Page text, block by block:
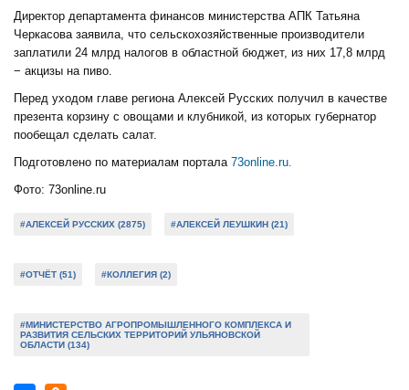
Директор департамента финансов министерства АПК Татьяна
Черкасова заявила, что сельскохозяйственные производители
заплатили 24 млрд налогов в областной бюджет, из них 17,8 млрд
− акцизы на пиво.
Перед уходом главе региона Алексей Русских получил в качестве
презента корзину с овощами и клубникой, из которых губернатор
пообещал сделать салат.
Подготовлено по материалам портала 73online.ru.
Фото: 73online.ru
#АЛЕКСЕЙ РУССКИХ (2875) #АЛЕКСЕЙ ЛЕУШКИН (21)
#ОТЧЁТ (51) #КОЛЛЕГИЯ (2)
#МИНИСТЕРСТВО АГРОПРОМЫШЛЕННОГО КОМПЛЕКСА И
РАЗВИТИЯ СЕЛЬСКИХ ТЕРРИТОРИЙ УЛЬЯНОВСКОЙ
ОБЛАСТИ (134)